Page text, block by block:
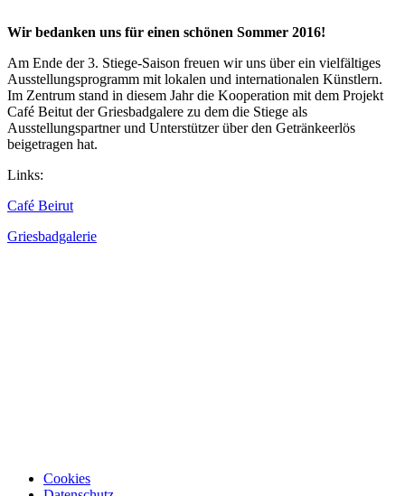
Wir bedanken uns für einen schönen Sommer 2016!
Am Ende der 3. Stiege-Saison freuen wir uns über ein vielfältiges
Ausstellungsprogramm mit lokalen und internationalen Künstlern.
Im Zentrum stand in diesem Jahr die Kooperation mit dem Projekt
Café Beitut der Griesbadgalere zu dem die Stiege als
Ausstellungspartner und Unterstützer über den Getränkeerlös
beigetragen hat.
Links:
Café Beirut
Griesbadgalerie
Cookies